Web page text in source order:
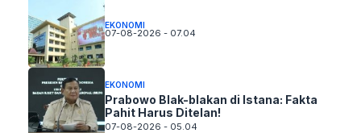
EKONOMI
07-08-2026 - 07.04
EKONOMI
Prabowo Blak-blakan di Istana: Fakta
Pahit Harus Ditelan!
07-08-2026 - 05.04